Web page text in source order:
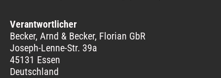
Verantwortlicher
Becker, Arnd & Becker, Florian GbR
Joseph-Lenne-Str. 39a
45131 Essen
Deutschland